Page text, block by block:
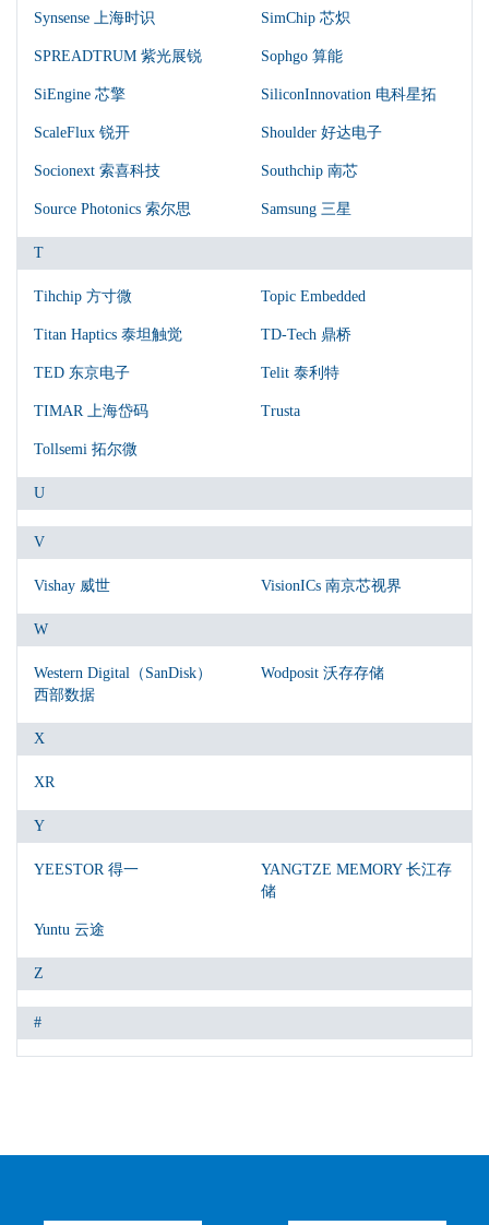
Synsense 上海时识 SimChip 芯炽
SPREADTRUM 紫光展锐 Sophgo 算能
SiEngine 芯擎 SiliconInnovation 电科星拓
ScaleFlux 锐开 Shoulder 好达电子
Socionext 索喜科技 Southchip 南芯
Source Photonics 索尔思 Samsung 三星
T
Tihchip 方寸微 Topic Embedded
Titan Haptics 泰坦触觉 TD-Tech 鼎桥
TED 东京电子 Telit 泰利特
TIMAR 上海岱码 Trusta
Tollsemi 拓尔微
U
V
Vishay 威世 VisionICs 南京芯视界
W
Western Digital（SanDisk）
西部数据
Wodposit 沃存存储
X
XR
Y
YEESTOR 得一
YANGTZE MEMORY 长江存
储
Yuntu 云途
Z
#